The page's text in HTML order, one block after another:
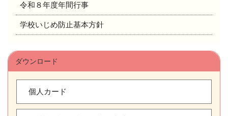
令和８年度年間行事
学校いじめ防止基本方針
ダウンロード
個人カード